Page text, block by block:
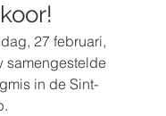
27 februari,
samengestelde
in de Sint-